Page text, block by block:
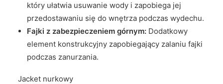
który ułatwia usuwanie wody i zapobiega jej
przedostawaniu się do wnętrza podczas wydechu.
Fajki z zabezpieczeniem górnym: Dodatkowy
element konstrukcyjny zapobiegający zalaniu fajki
podczas zanurzania.
Jacket nurkowy